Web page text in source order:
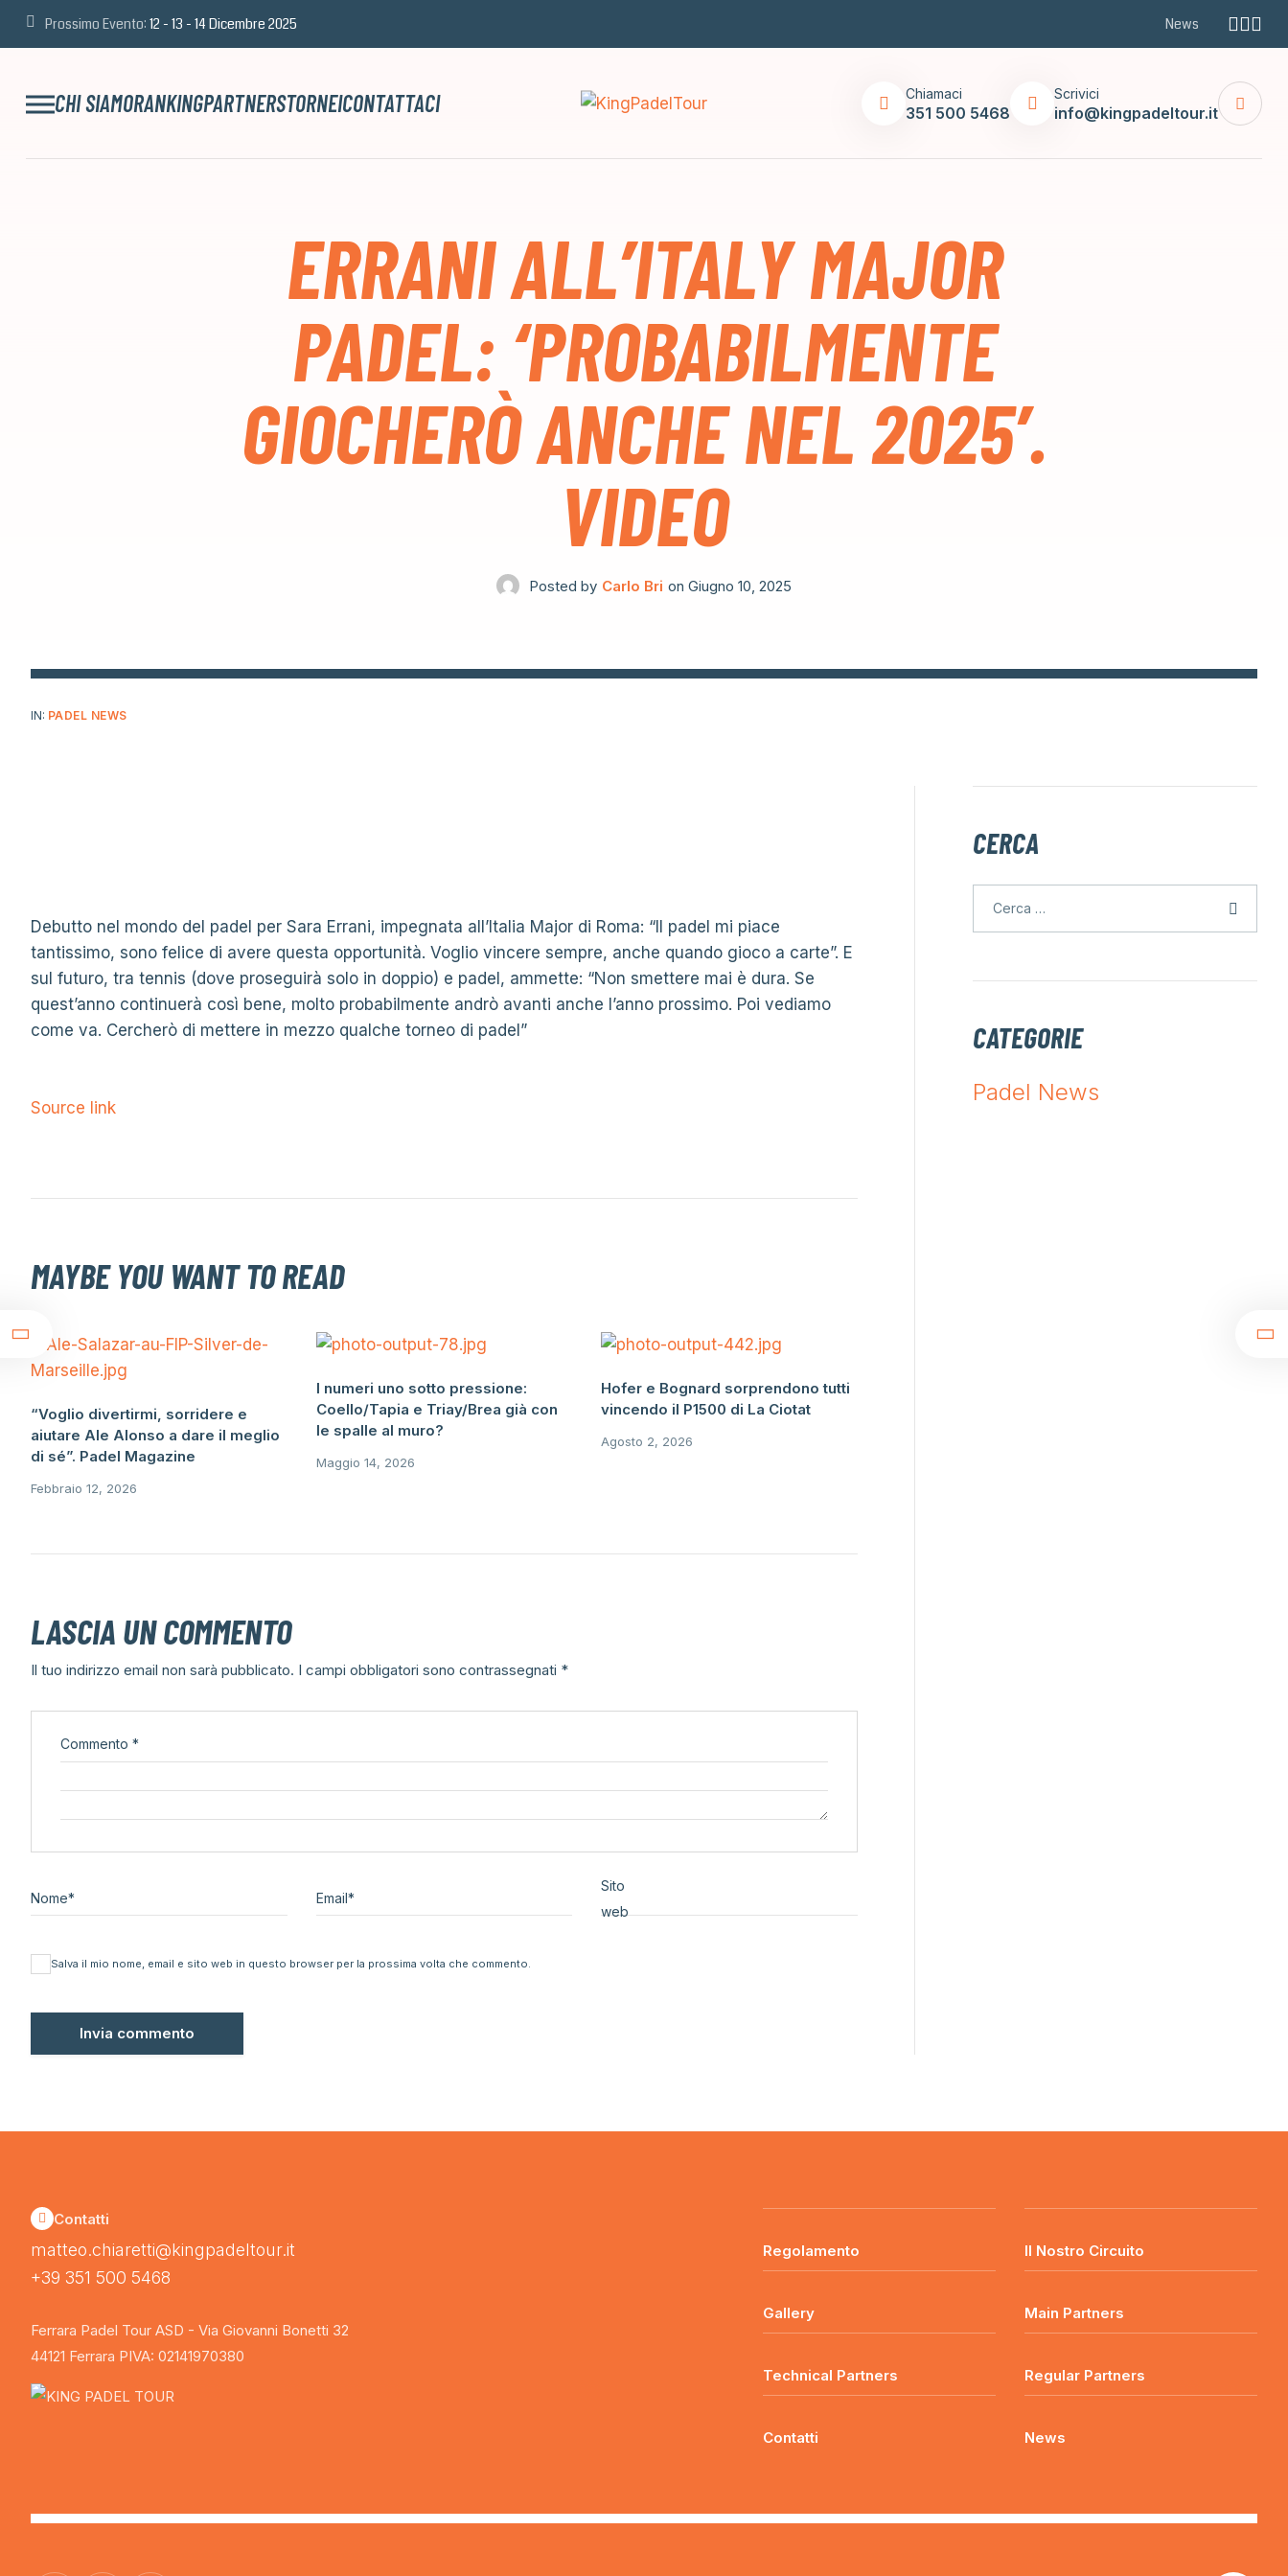
Prossimo Evento: 12 - 13 - 14 Dicembre 2025 News
CHI SIAMORANKINGPARTNERSTORNEICONTATTACI Chiamaci
351 500 5468
Scrivici
info@kingpadeltour.it
ERRANI ALL’ITALY MAJOR
PADEL: ‘PROBABILMENTE
GIOCHERÒ ANCHE NEL 2025’.
VIDEO
Posted by Carlo Bri on Giugno 10, 2025
IN: PADEL NEWS
Debutto nel mondo del padel per Sara Errani, impegnata all’Italia Major di Roma: “Il padel mi piace
tantissimo, sono felice di avere questa opportunità. Voglio vincere sempre, anche quando gioco a carte”. E
sul futuro, tra tennis (dove proseguirà solo in doppio) e padel, ammette: “Non smettere mai è dura. Se
quest’anno continuerà così bene, molto probabilmente andrò avanti anche l’anno prossimo. Poi vediamo
come va. Cercherò di mettere in mezzo qualche torneo di padel”
Source link
MAYBE YOU WANT TO READ
“Voglio divertirmi, sorridere e
aiutare Ale Alonso a dare il meglio
di sé”. Padel Magazine
Febbraio 12, 2026
I numeri uno sotto pressione:
Coello/Tapia e Triay/Brea già con
le spalle al muro?
Maggio 14, 2026
Hofer e Bognard sorprendono tutti
vincendo il P1500 di La Ciotat
Agosto 2, 2026
LASCIA UN COMMENTO
Il tuo indirizzo email non sarà pubblicato. I campi obbligatori sono contrassegnati *
Commento *
Nome* Email*
Sito
web
Salva il mio nome, email e sito web in questo browser per la prossima volta che commento.
CERCA
CATEGORIE
Padel News
Contatti
matteo.chiaretti@kingpadeltour.it
+39 351 500 5468
Ferrara Padel Tour ASD - Via Giovanni Bonetti 32
44121 Ferrara PIVA: 02141970380
Regolamento Il Nostro Circuito
Gallery Main Partners
Technical Partners Regular Partners
Contatti News